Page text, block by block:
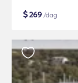
$269 /dag